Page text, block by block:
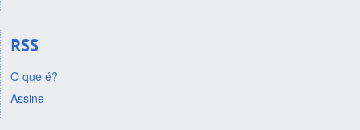
RSS
O que é?
Assine